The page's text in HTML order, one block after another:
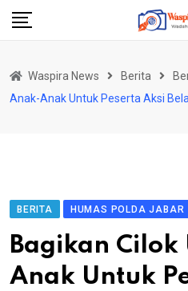
Skip
Waspira News Berita
Anak-Anak Untuk Peserta Aksi
BERITA HUMAS POLDA JABAR
Bagikan
Anak Untuk